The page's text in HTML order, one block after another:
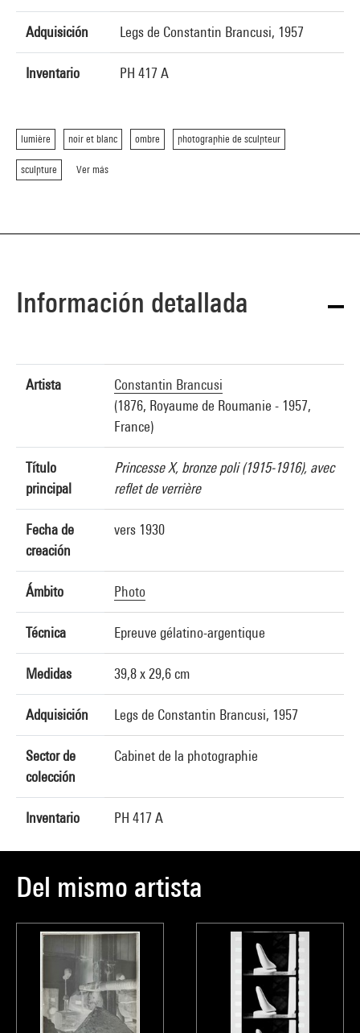
Adquisición Legs de Constantin Brancusi, 1957
Inventario PH 417 A
lumière noir et blanc ombre photographie de sculpteur
sculpture Ver más
Información detallada
Artista
Constantin Brancusi
(1876, Royaume de Roumanie - 1957,
France)
Título
principal
Princesse X, bronze poli (1915-1916), avec
reflet de verrière
Fecha de
creación
vers 1930
Ámbito Photo
Técnica Epreuve gélatino-argentique
Medidas 39,8 x 29,6 cm
Adquisición Legs de Constantin Brancusi, 1957
Sector de
colección
Cabinet de la photographie
Inventario PH 417 A
Del mismo artista